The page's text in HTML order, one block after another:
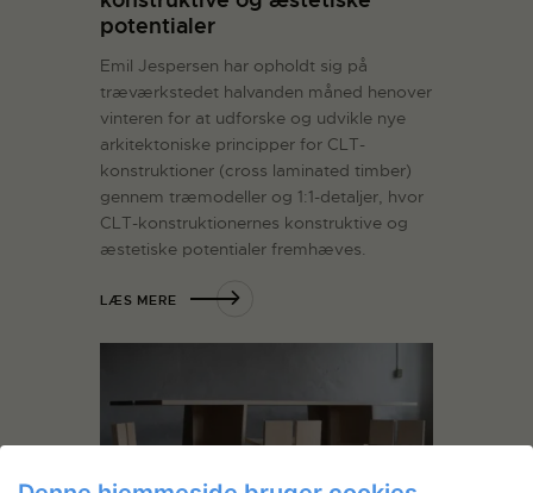
potentialer
Emil Jespersen har opholdt sig på
træværkstedet halvanden måned henover
vinteren for at udforske og udvikle nye
arkitektoniske principper for CLT-
konstruktioner (cross laminated timber)
gennem træmodeller og 1:1-detaljer, hvor
CLT-konstruktionernes konstruktive og
æstetiske potentialer fremhæves.
LÆS MERE